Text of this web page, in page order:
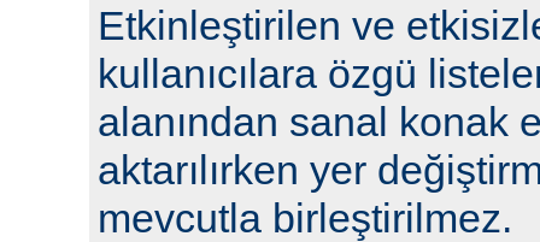
Etkinleştirilen ve
kullanıcılara özgü
alanından sanal konak
aktarılırken yer
mevcutla birleştirilmez.